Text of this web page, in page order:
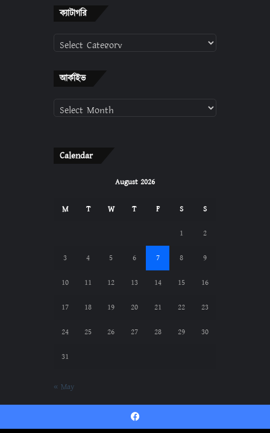
ক্যাটাগরি
ক্যাটাগরি
আর্কাইভ
Calendar
August 2026
M T W T F S S
1 2
3 4 5 6 7 8 9
10 11 12 13 14 15 16
17 18 19 20 21 22 23
24 25 26 27 28 29 30
31
« May
Facebook